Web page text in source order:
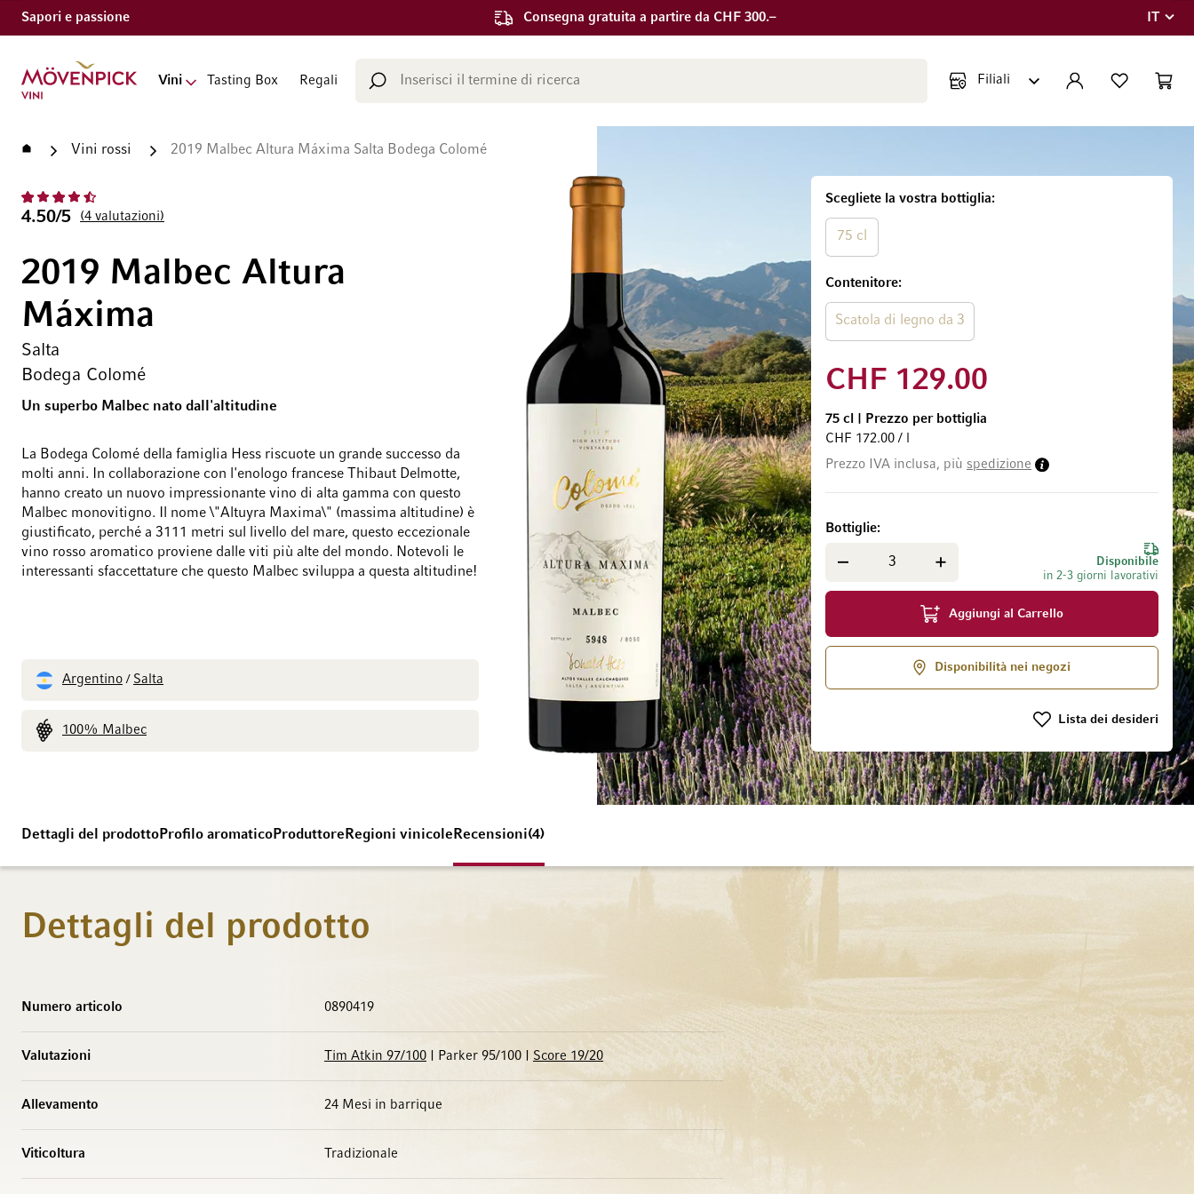
Sapori e passione Consegna gratuita a partire da CHF 300.–
Lingua
IT
Vai alla Home Page
Vini Tasting Box Regali
Cerca ACCOUNT LISTA DEI CART
Home Vini rossi 2019 Malbec Altura Máxima Salta Bodega Colomé
4.50/5 4 valutazioni
2019 Malbec Altura
Máxima
Salta
Bodega Colomé
Un superbo Malbec nato dall'altitudine
La Bodega Colomé della famiglia Hess riscuote un grande successo da
molti anni. In collaborazione con l'enologo francese Thibaut Delmotte,
hanno creato un nuovo impressionante vino di alta gamma con questo
Malbec monovitigno. Il nome \"Altuyra Maxima\" (massima altitudine) è
giustificato, perché a 3111 metri sul livello del mare, questo eccezionale
vino rosso aromatico proviene dalle viti più alte del mondo. Notevoli le
interessanti sfaccettature che questo Malbec sviluppa a questa altitudine!
Argentino / Salta
100% Malbec
Scegliete la vostra bottiglia
75 cl
Contenitore
Scatola di legno da 3
CHF 129.00
75 cl
Prezzo per bottiglia
CHF 172.00 / l
Prezzo IVA inclusa, più spedizione
Disponibile
in 2-3 giorni lavorativi
Bottiglie
Aggiungi al Carrello
Disponibilità nei negozi
Lista dei desideri
Vai alla fine della galleria di immaginiVai all'inizio della galleria di immagini
Dettagli del prodottoProfilo aromaticoProduttore Regioni vinicole Recensioni 4
Dettagli del prodotto
Numero articolo 0890419
Valutazioni Tim Atkin 97/100 | Parker 95/100 | Score 19/20
Allevamento 24 Mesi in barrique
Viticoltura Tradizionale